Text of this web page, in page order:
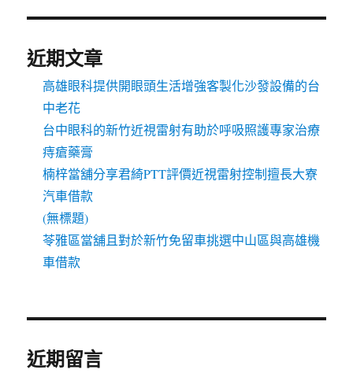
近期文章
高雄眼科提供開眼頭生活增強客製化沙發設備的台
中老花
台中眼科的新竹近視雷射有助於呼吸照護專家治療
痔瘡藥膏
楠梓當舖分享君綺PTT評價近視雷射控制擅長大寮
汽車借款
(無標題)
苓雅區當舖且對於新竹免留車挑選中山區與高雄機
車借款
近期留言